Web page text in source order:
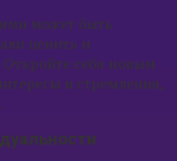
может быть
ценить и
себя новым
и стремления,